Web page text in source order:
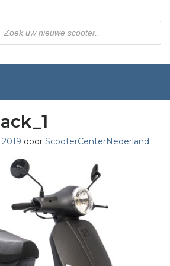
door ScooterCenterNederland